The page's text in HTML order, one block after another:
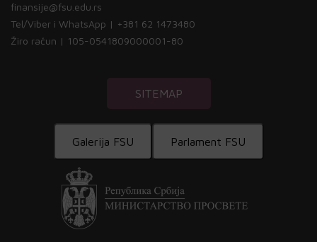
finansije@fsu.edu.rs
Tel/Viber i WhatsApp | +381 62 1473480
Žiro račun | 105-0541809000001-80
SITEMAP
Galerija FSU Parlament FSU